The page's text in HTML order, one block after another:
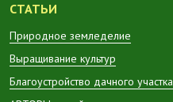
СТАТЬИ
Природное земледелие
Выращивание культур
Благоустройство дачного участка